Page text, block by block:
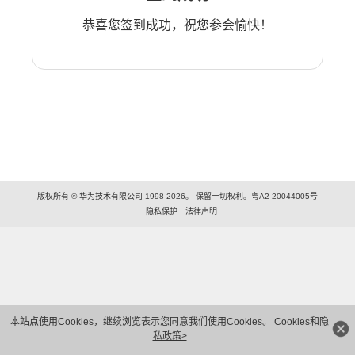
本站点使用Cookies，继续浏览表示您同意我们使用Cookies。 Cookies和隐
私政策>
恭喜您签到成功，祝您参会愉快！
版权所有 © 华为技术有限公司 1998-2026。 保留一切权利。粤A2-20044005号
隐私保护
法律声明